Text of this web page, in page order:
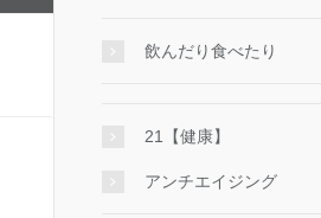
飲んだり食べたり
21【健康】
アンチエイジング